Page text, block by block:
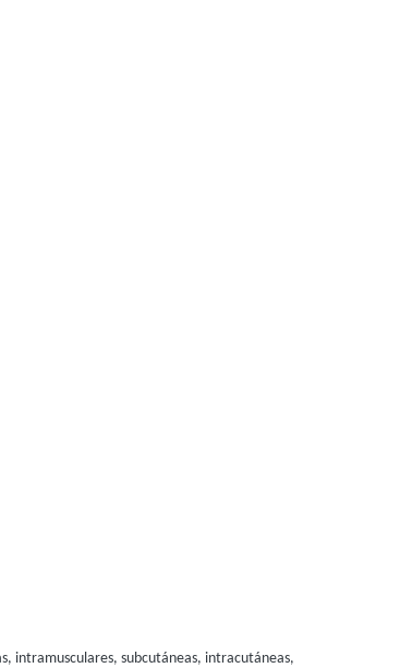
intramusculares, subcutáneas, intracutáneas,